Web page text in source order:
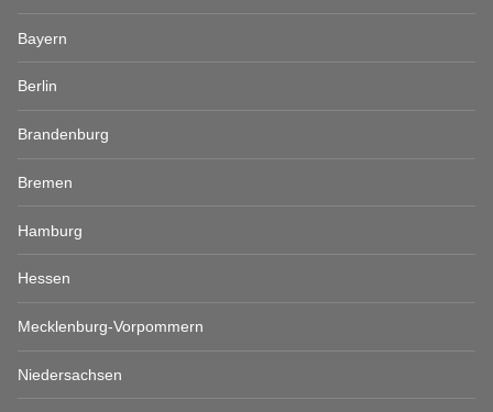
Bayern
Berlin
Brandenburg
Bremen
Hamburg
Hessen
Mecklenburg-Vorpommern
Niedersachsen